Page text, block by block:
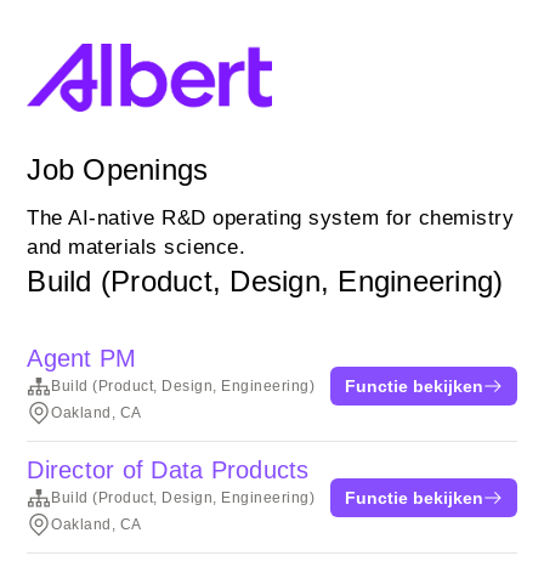
Job Openings
The AI-native R&D operating system for chemistry
and materials science.
Build (Product, Design, Engineering)
Agent PM
Build (Product, Design, Engineering)
Oakland, CA
Functie bekijken
Director of Data Products
Build (Product, Design, Engineering)
Oakland, CA
Functie bekijken